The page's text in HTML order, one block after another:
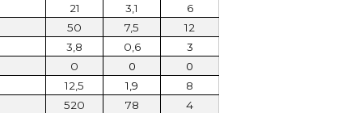
21 3,1
6
50 7,5
12
3,8 0,6
3
0 0
0
12,5 1,9
8
520 78
4